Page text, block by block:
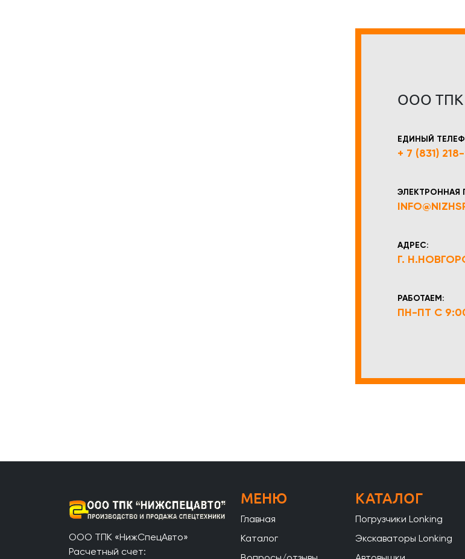
ООО
ЕДИНЫЙ
+ 7 (831)
ЭЛЕКТРОННАЯ
АДРЕС:
Г.
РАБОТАЕМ:
ПН-ПТ С
ООО ТПК «НижСпецАвто»
Расчетный счет:
МЕНЮ
Главная
Каталог
КАТАЛОГ
Погрузчики Lonking
Экскаваторы Lonking